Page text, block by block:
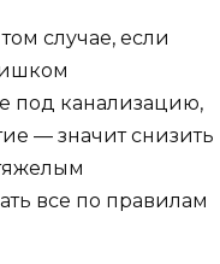
случае, если
под канализацию,
— значит снизить
все по правилам